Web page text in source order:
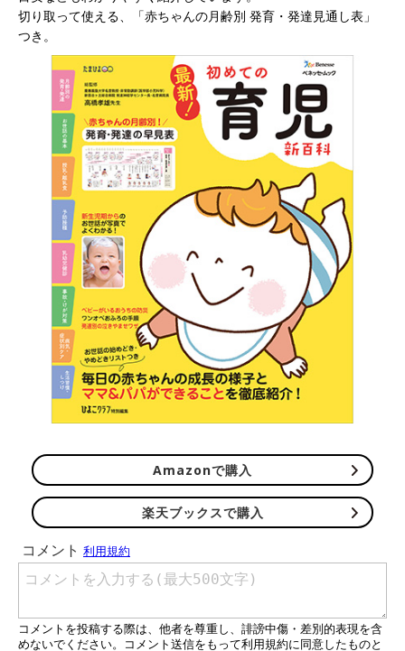
切り取って使える、「赤ちゃんの月齢別 発育・発達見通し表」
つき。
Amazonで購入
楽天ブックスで購入